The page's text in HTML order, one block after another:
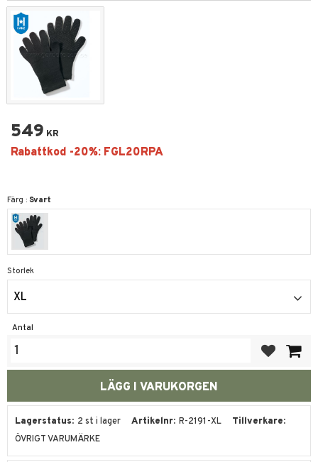
549 KR
Färg : Svart
Storlek
XL
Antal
Lagerstatus 2 st i lager Artikelnr R-2191-XL
Tillverkare
ÖVRIGT VARUMÄRKE